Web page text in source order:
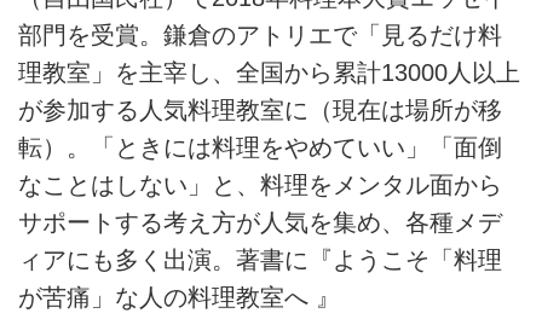
部門を受賞。鎌倉のアトリエで「見るだけ料
理教室」を主宰し、全国から累計13000人以上
が参加する人気料理教室に（現在は場所が移
転）。「ときには料理をやめていい」「面倒
なことはしない」と、料理をメンタル面から
サポートする考え方が人気を集め、各種メデ
ィアにも多く出演。著書に『ようこそ「料理
が苦痛」な人の料理教室へ 』